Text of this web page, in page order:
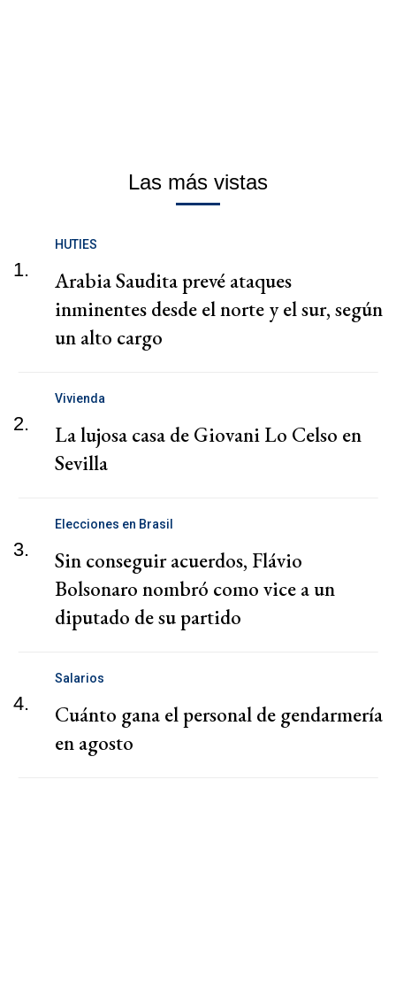
Las más vistas
1.
HUTIES
Arabia Saudita prevé ataques
inminentes desde el norte y el sur, según
un alto cargo
2.
Vivienda
La lujosa casa de Giovani Lo Celso en
Sevilla
3.
Elecciones en Brasil
Sin conseguir acuerdos, Flávio
Bolsonaro nombró como vice a un
diputado de su partido
4.
Salarios
Cuánto gana el personal de gendarmería
en agosto